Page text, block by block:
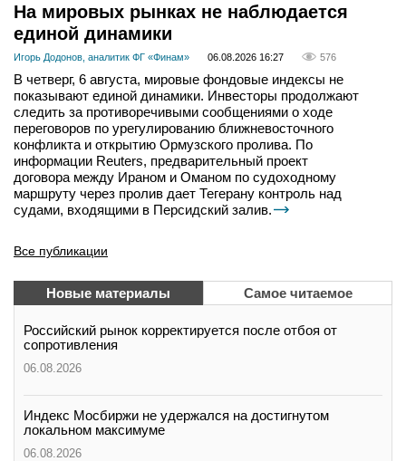
На мировых рынках не наблюдается
единой динамики
Игорь Додонов, аналитик ФГ «Финам» 06.08.2026 16:27 576
В четверг, 6 августа, мировые фондовые индексы не
показывают единой динамики. Инвесторы продолжают
следить за противоречивыми сообщениями о ходе
переговоров по урегулированию ближневосточного
конфликта и открытию Ормузского пролива. По
информации Reuters, предварительный проект
договора между Ираном и Оманом по судоходному
маршруту через пролив дает Тегерану контроль над
судами, входящими в Персидский залив.
Все публикации
Новые материалы Самое читаемое
Российский рынок корректируется после отбоя от
сопротивления
06.08.2026
Индекс Мосбиржи не удержался на достигнутом
локальном максимуме
06.08.2026